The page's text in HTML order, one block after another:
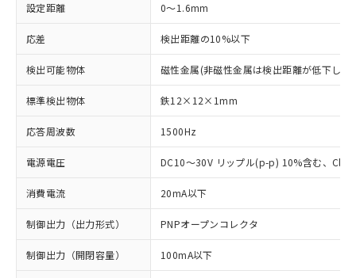
設定距離 0～1.6mm
応差 検出距離の10%以下
検出可能物体 磁性金属(非磁性金属は検出距離が低下しま
標準検出物体 鉄12×12×1mm
応答周波数 1500Hz
電源電圧 DC10～30V リップル(p-p) 10%含む、
消費電流 20mA以下
制御出力（出力形式） PNPオープンコレクタ
制御出力（開閉容量） 100mA以下